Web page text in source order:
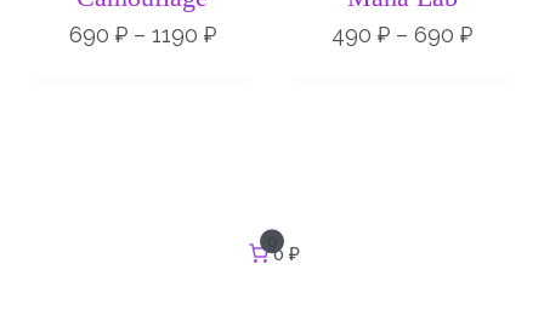
690 ₽ – 1190 ₽1190 ₽
490 ₽ – 690 ₽690 ₽
0
0 ₽